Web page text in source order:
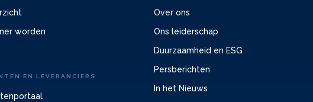
worden
EN LEVERANCIERS
Over ons
Ons leiderschap
Duurzaamheid en ESG
Persberichten
In het Nieuws